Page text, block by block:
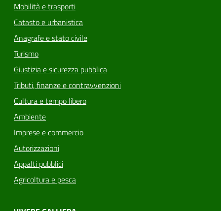
Mobilità e trasporti
Catasto e urbanistica
Anagrafe e stato civile
Turismo
Giustizia e sicurezza pubblica
Tributi, finanze e contravvenzioni
Cultura e tempo libero
Ambiente
Imprese e commercio
Autorizzazioni
Appalti pubblici
Agricoltura e pesca